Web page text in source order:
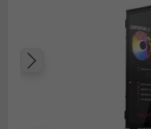
Poprzedni